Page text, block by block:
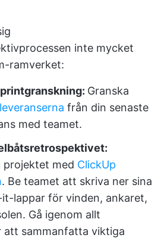
inte mycket
ramverket:
Granska
leveranserna från din senaste
med teamet.
projektet med ClickUp
. Be teamet att skriva ner sina
lappar för vinden, ankaret,
Gå igenom allt
att sammanfatta viktiga